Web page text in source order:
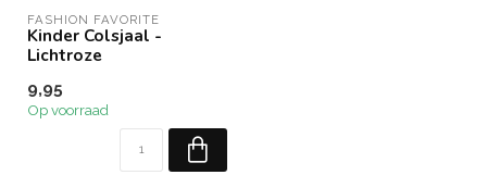
FASHION FAVORITE
Kinder Colsjaal -
Lichtroze
9,95
Op voorraad